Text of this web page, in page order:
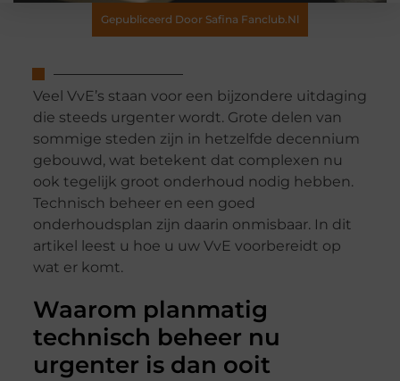
Gepubliceerd Door Safina Fanclub.nl
Veel VvE’s staan voor een bijzondere uitdaging
die steeds urgenter wordt. Grote delen van
sommige steden zijn in hetzelfde decennium
gebouwd, wat betekent dat complexen nu
ook tegelijk groot onderhoud nodig hebben.
Technisch beheer en een goed
onderhoudsplan zijn daarin onmisbaar. In dit
artikel leest u hoe u uw VvE voorbereidt op
wat er komt.
Waarom planmatig
technisch beheer nu
urgenter is dan ooit